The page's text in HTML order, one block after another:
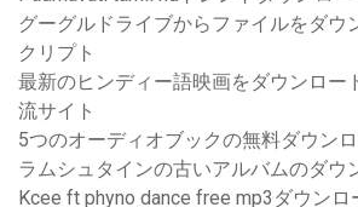
グーグルドライブからファイルをダウ
クリプト
最新のヒンディー語映画をダウンロー
流サイト
5つのオーディオブックの無料ダウン
ラムシュタインの古いアルバムのダウ
Kcee ft phyno dance free mp3ダウンロ